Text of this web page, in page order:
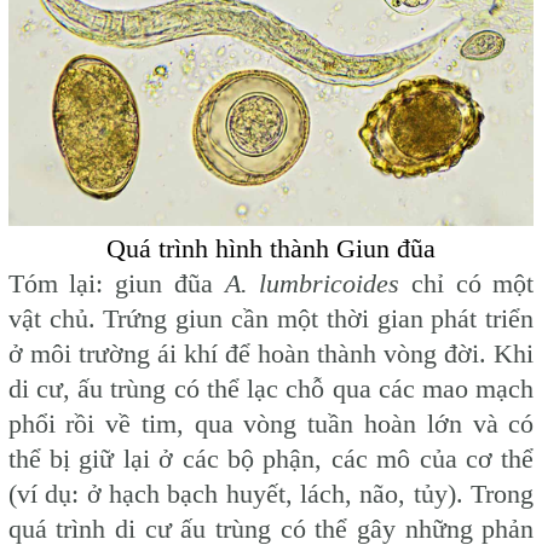
Quá trình hình thành Giun đũa
Tóm lại: giun đũa A. lumbricoides chỉ có một
vật chủ. Trứng giun cần một thời gian phát triển
ở môi trường ái khí để hoàn thành vòng đời. Khi
di cư, ấu trùng có thể lạc chỗ qua các mao mạch
phổi rồi về tim, qua vòng tuần hoàn lớn và có
thể bị giữ lại ở các bộ phận, các mô của cơ thể
(ví dụ: ở hạch bạch huyết, lách, não, tủy). Trong
quá trình di cư ấu trùng có thể gây những phản